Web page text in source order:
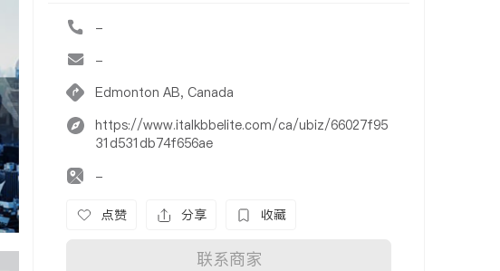
-
-
Edmonton AB, Canada
https://www.italkbbelite.com/ca/ubiz/66027f95
31d531db74f656ae
-
点赞 分享 收藏
联系商家